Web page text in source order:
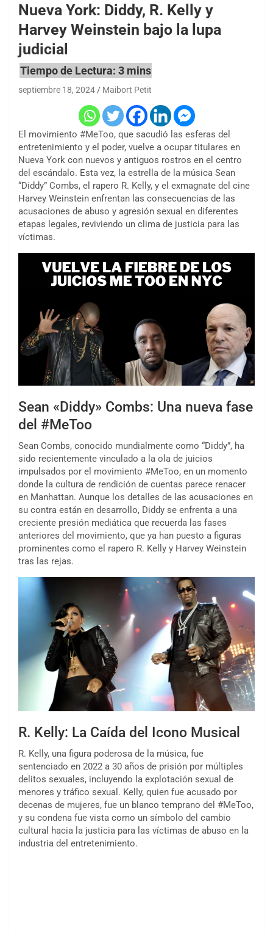
Nueva York: Diddy, R. Kelly y
Harvey Weinstein bajo la lupa
judicial
septiembre 18, 2024 Maibort Petit
El movimiento #MeToo, que sacudió las esferas del
entretenimiento y el poder, vuelve a ocupar titulares en
Nueva York con nuevos y antiguos rostros en el centro
del escándalo. Esta vez, la estrella de la música Sean
“Diddy” Combs, el rapero R. Kelly, y el exmagnate del cine
Harvey Weinstein enfrentan las consecuencias de las
acusaciones de abuso y agresión sexual en diferentes
etapas legales, reviviendo un clima de justicia para las
víctimas.
Sean «Diddy» Combs: Una nueva fase
del #MeToo
Sean Combs, conocido mundialmente como “Diddy”, ha
sido recientemente vinculado a la ola de juicios
impulsados por el movimiento #MeToo, en un momento
donde la cultura de rendición de cuentas parece renacer
en Manhattan. Aunque los detalles de las acusaciones en
su contra están en desarrollo, Diddy se enfrenta a una
creciente presión mediática que recuerda las fases
anteriores del movimiento, que ya han puesto a figuras
prominentes como el rapero R. Kelly y Harvey Weinstein
tras las rejas.
R. Kelly: La Caída del Icono Musical
R. Kelly, una figura poderosa de la música, fue
sentenciado en 2022 a 30 años de prisión por múltiples
delitos sexuales, incluyendo la explotación sexual de
menores y tráfico sexual. Kelly, quien fue acusado por
decenas de mujeres, fue un blanco temprano del #MeToo,
y su condena fue vista como un símbolo del cambio
cultural hacia la justicia para las víctimas de abuso en la
industria del entretenimiento.